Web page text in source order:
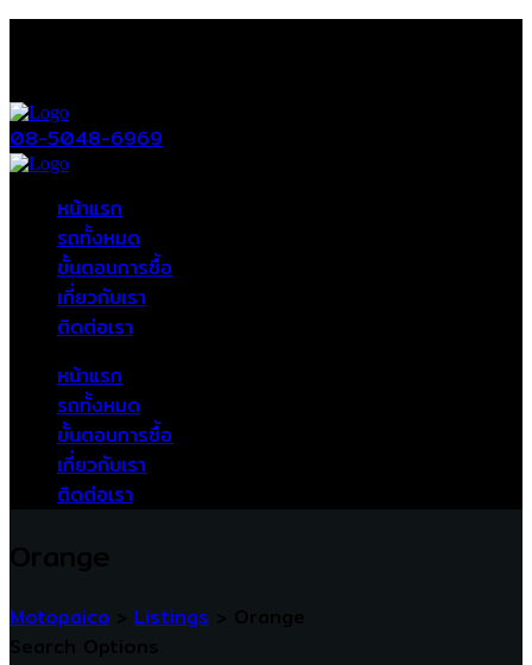
08-5048-6969
หน้าแรก
รถทั้งหมด
ขั้นตอนการซื้อ
เกี่ยวกับเรา
ติดต่อเรา
หน้าแรก
รถทั้งหมด
ขั้นตอนการซื้อ
เกี่ยวกับเรา
ติดต่อเรา
Motopaica Listings